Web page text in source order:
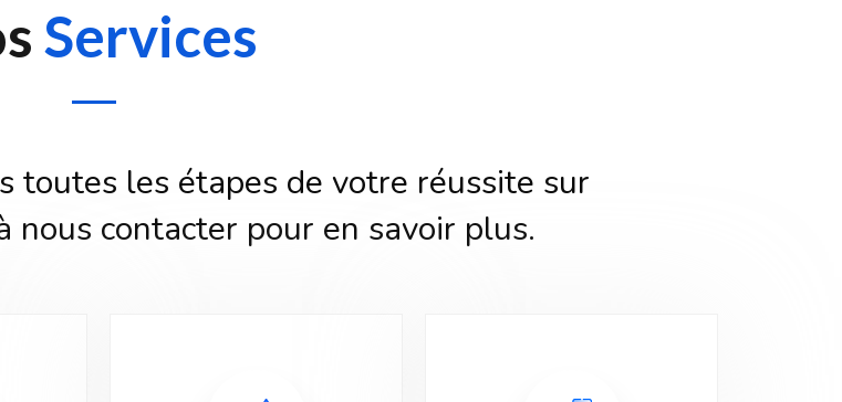
Services
toutes les étapes de votre réussite sur
nous contacter pour en savoir plus.